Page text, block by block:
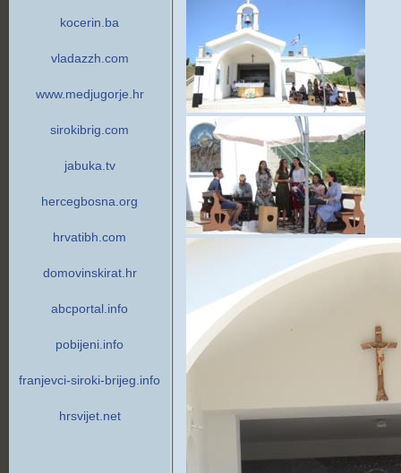
kocerin.ba
vladazzh.com
www.medjugorje.hr
sirokibrig.com
jabuka.tv
hercegbosna.org
hrvatibh.com
domovinskirat.hr
abcportal.info
pobijeni.info
franjevci-siroki-brijeg.info
hrsvijet.net